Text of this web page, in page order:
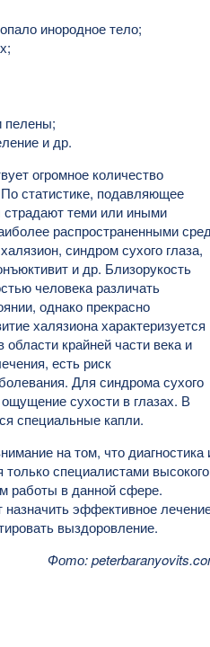
инородное тело;
пелены;
и др.
огромное количество
статистике, подавляющее
теми или иными
распространенными
синдром сухого глаза,
и др. Близорукость
человека различать
однако прекрасно
халязиона характеризуется
крайней части века и
есть риск
Для синдрома сухого
ощущение сухости в глазах. В
специальные капли.
на том, что диагностика
специалистами высокого
работы в данной сфере.
назначить эффективное
выздоровление.
Фото: